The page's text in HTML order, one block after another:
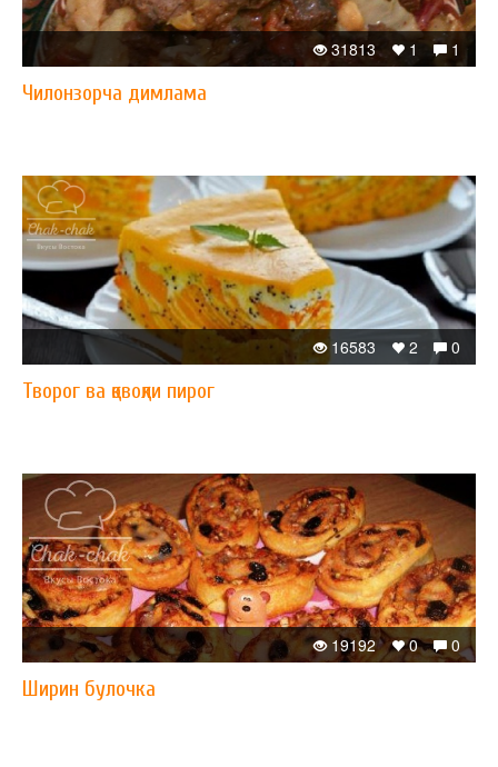
1
1
31813
Чилонзорча димлама
0
2
16583
Творог ва қовоқли пирог
0
0
19192
Ширин булочка